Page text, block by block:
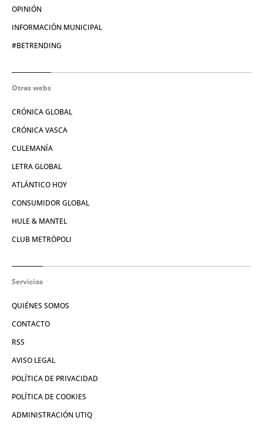
OPINIÓN
INFORMACIÓN MUNICIPAL
#BETRENDING
Otras webs
CRÓNICA GLOBAL
CRÓNICA VASCA
CULEMANÍA
LETRA GLOBAL
ATLÁNTICO HOY
CONSUMIDOR GLOBAL
HULE & MANTEL
CLUB METRÓPOLI
Servicios
QUIÉNES SOMOS
CONTACTO
RSS
AVISO LEGAL
POLÍTICA DE PRIVACIDAD
POLÍTICA DE COOKIES
ADMINISTRACIÓN UTIQ